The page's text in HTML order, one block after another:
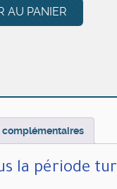
AU PANIER
complémentaires
la période